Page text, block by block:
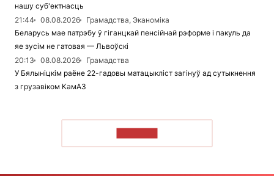
нашу суб'ектнасць
21:44
08.08.2026
Грамадства, Эканоміка
Беларусь мае патрэбу ў гіганцкай пенсійнай рэформе і пакуль да
яе зусім не гатовая — Львоўскі
20:13
08.08.2026
Грамадства
У Бялыніцкім раёне 22-гадовы матацыкліст загінуў ад сутыкнення
з грузавіком КамАЗ